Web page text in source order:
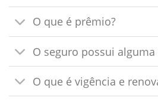
O que é prêmio?
O seguro possui alguma
O que é vigência e